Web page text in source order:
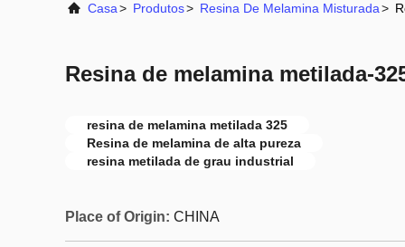
Casa> Produtos> Resina De Melamina Misturada>
Resina de melamina metilada-
resina de melamina metilada 325
Resina de melamina de alta pureza
resina metilada de grau industrial
Place of Origin: CHINA